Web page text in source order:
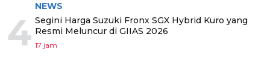
4
NEWS
Segini Harga Suzuki Fronx SGX Hybrid Kuro yang
Resmi Meluncur di GIIAS 2026
17 jam